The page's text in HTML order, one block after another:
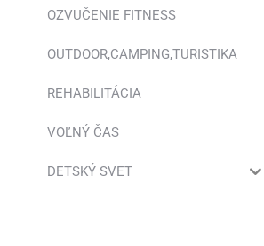
OZVUČENIE FITNESS
OUTDOOR,CAMPING,TURISTIKA
REHABILITÁCIA
VOĽNÝ ČAS
DETSKÝ SVET